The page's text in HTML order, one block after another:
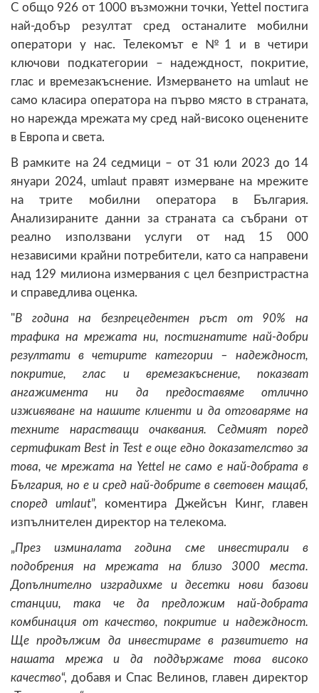
С общо 926 от 1000 възможни точки, Yettel постига
най-добър резултат сред останалите мобилни
оператори у нас. Телекомът е №1 и в четири
ключови подкатегории – надеждност, покритие,
глас и времезакъснение. Измерването на umlaut не
само класира оператора на първо място в страната,
но нарежда мрежата му сред най-високо оценените
в Европа и света.
В рамките на 24 седмици – от 31 юли 2023 до 14
януари 2024, umlaut правят измерване на мрежите
на трите мобилни оператора в България.
Анализираните данни за страната са събрани от
реално използвани услуги от над 15 000
независими крайни потребители, като са направени
над 129 милиона измервания с цел безпристрастна
и справедлива оценка.
"В година на безпрецедентен ръст от 90% на
трафика на мрежата ни, постигнатите най-добри
резултати в четирите категории – надеждност,
покритие, глас и времезакъснение, показват
ангажимента ни да предоставяме отлично
изживяване на нашите клиенти и да отговаряме на
техните нарастващи очаквания. Седмият поред
сертификат Best in Testе още едно доказателство за
това, че мрежата на Yettelне само е най-добрата в
България, но е и сред най-добрите в световен мащаб,
споредumlaut”, коментира Джейсън Кинг, главен
изпълнителен директор на телекома.
„През изминалата година сме инвестирали в
подобрения на мрежата на близо 3000 места.
Допълнително изградихме и десетки нови базови
станции, така че да предложим най-добрата
комбинация от качество, покритие и надеждност.
Ще продължим да инвестираме в развитието на
нашата мрежа и да поддържаме това високо
качество“, добавя и Спас Велинов, главен директор